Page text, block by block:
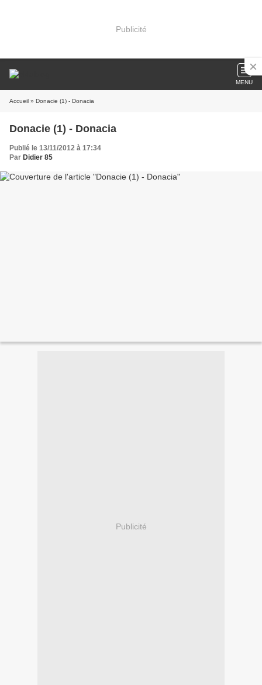
Publicité
MENU
Accueil » Donacie (1) - Donacia
Donacie (1) - Donacia
Publié le 13/11/2012 à 17:34
Par Didier 85
Publicité